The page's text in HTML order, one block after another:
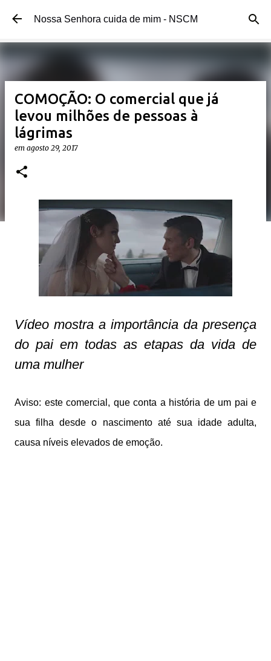
Pular para o conteúdo principal
Nossa Senhora cuida de mim - NSCM
COMOÇÃO: O comercial que já
levou milhões de pessoas à
lágrimas
em agosto 29, 2017
Vídeo mostra a importância da presença
do pai em todas as etapas da vida de
uma mulher
Aviso: este comercial, que conta a história de um pai e
sua filha desde o nascimento até sua idade adulta,
causa níveis elevados de emoção.